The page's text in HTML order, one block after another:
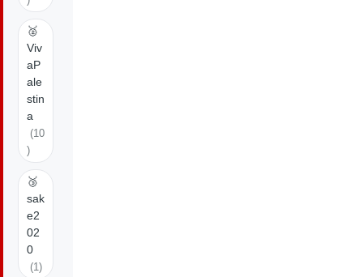
🥈
Viv
aP
ale
stin
a
(10
)
🥉
sak
e2
02
0
(1)